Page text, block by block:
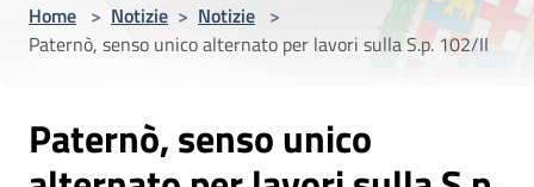
Home > Notizie > Notizie >
Paternò, senso unico alternato per lavori sulla S.p. 102/II
Paternò, senso unico